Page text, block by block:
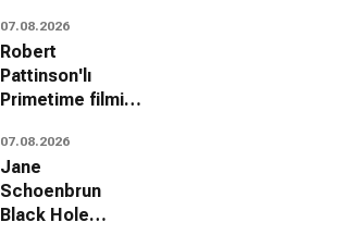
07.08.2026
Robert
Pattinson'lı
Primetime filmi
yeni bir akım
başlatıyor
07.08.2026
Jane
Schoenbrun
Black Hole